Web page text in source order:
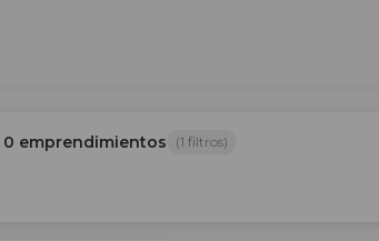
0 emprendimientos (1 filtros)